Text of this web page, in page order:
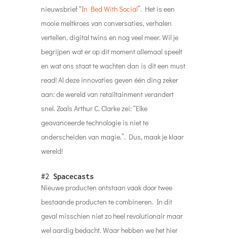
nieuwsbrief “In Bed With Social”. Het is een
mooie meltkroes van conversaties, verhalen
vertellen, digital twins en nog veel meer. Wil je
begrijpen wat er op dit moment allemaal speelt
en wat ons staat te wachten dan is dit een must
read! Al deze innovaties geven één ding zeker
aan: de wereld van retailtainment verandert
snel. Zoals Arthur C. Clarke zei: “Elke
geavanceerde technologie is niet te
onderscheiden van magie.”. Dus, maak je klaar
wereld!
#2 Spacecasts
Nieuwe producten ontstaan vaak door twee
bestaande producten te combineren. In dit
geval misschien niet zo heel revolutionair maar
wel aardig bedacht. Waar hebben we het hier